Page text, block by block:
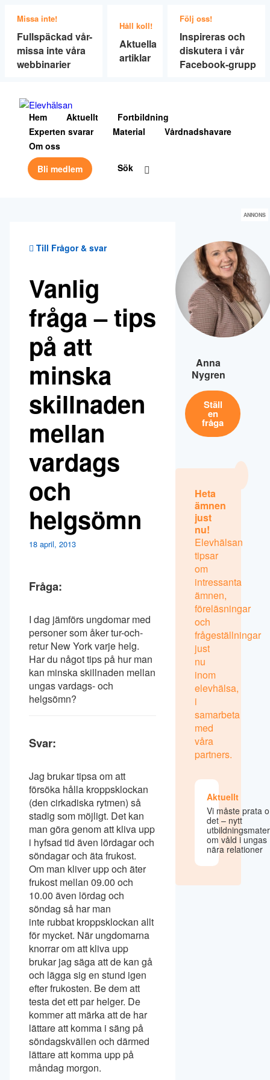
Missa inte!
Fullspäckad vår-
missa inte våra
webbinarier
Håll koll!
Aktuella
artiklar
Följ oss!
Inspireras och
diskutera i vår
Facebook-grupp
Hem Aktuellt
Fortbildning
Experten svarar
Material
Vårdnadshavare
Om oss
Bli medlem
Sök
Till Frågor & svar
Vanlig
fråga – tips
på att
minska
skillnaden
mellan
vardags
och
helgsömn
18 april, 2013
Fråga:
I dag jämförs ungdomar med
personer som åker tur-och-
retur New York varje helg.
Har du något tips på hur man
kan minska skillnaden mellan
ungas vardags- och
helgsömn?
Svar:
Jag brukar tipsa om att
försöka hålla kroppsklockan
(den cirkadiska rytmen) så
stadig som möjligt. Det kan
man göra genom att kliva upp
i hyfsad tid även lördagar och
söndagar och äta frukost.
Om man kliver upp och äter
frukost mellan 09.00 och
10.00 även lördag och
söndag så har man
inte rubbat kroppsklockan allt
för mycket. När ungdomarna
knorrar om att kliva upp
brukar jag säga att de kan gå
och lägga sig en stund igen
efter frukosten. Be dem att
testa det ett par helger. De
kommer att märka att de har
lättare att komma i säng på
söndagskvällen och därmed
lättare att komma upp på
måndag morgon.
Anna
Nygren
Ställ
en
fråga
Heta
ämnen
just
nu!
Elevhälsan
tipsar
om
intressanta
ämnen,
föreläsningar
och
frågeställningar
just
nu
inom
elevhälsa,
i
samarbeta
med
våra
partners.
Aktuellt
Vi måste prata
det – nytt
om våld i ungas
nära relationer
ANNONS